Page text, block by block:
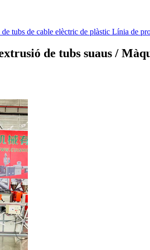
tubs de cable elèctric de plàstic Línia de
de tubs suaus /